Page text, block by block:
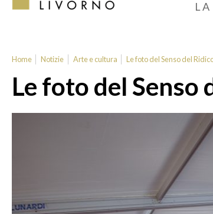
Home Notizie Arte e cultura Le foto del Senso del
Le foto del Senso